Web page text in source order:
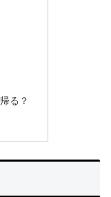
る？